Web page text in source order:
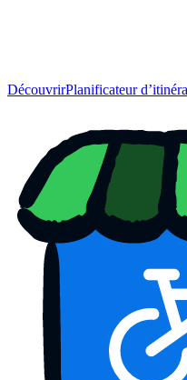
DécouvrirPlanificateur